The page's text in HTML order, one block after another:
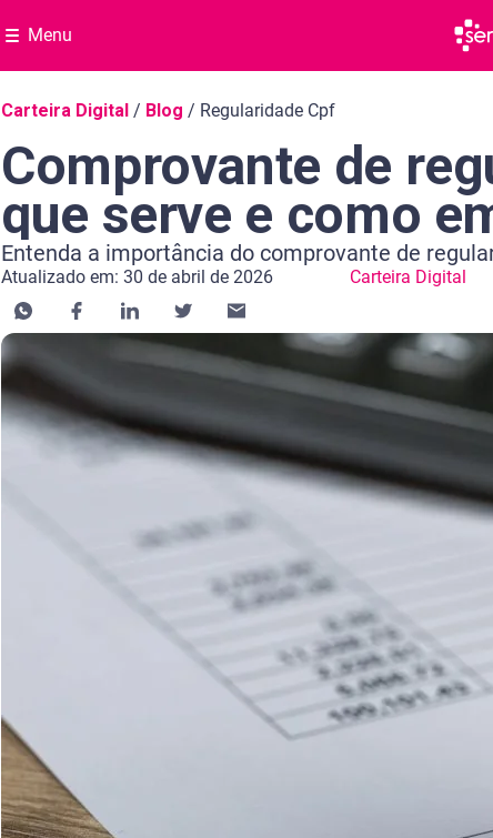
Menu
Navegação do blog
Carteira Digital / Blog / Regularidade Cpf
Comprovante de
que serve e como
Entenda a importância do comprovante de
Atualizado em: 30 de abril de 2026 Carteira Digital
Categoria Carteira Digital
Tempo de leitura: 9 minutos